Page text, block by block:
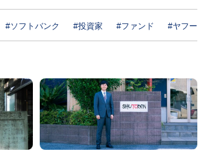
#ソフトバンク #投資家 #ファンド #ヤフー